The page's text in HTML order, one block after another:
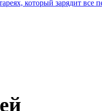
который зарядит все